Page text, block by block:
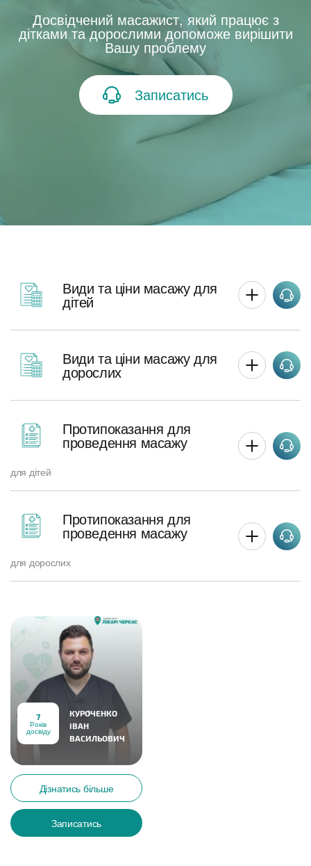
Досвідчений масажист, який працює з
дітками та дорослими допоможе вирішити
Вашу проблему
Записатись
Види та ціни масажу для
дітей
Види та ціни масажу для
дорослих
Протипоказання для
проведення масажу
для дітей
Протипоказання для
проведення масажу
для дорослих
7
Років
досвіду
КУРОЧЕНКО
ІВАН
ВАСИЛЬОВИЧ
Дізнатись більше
Записатись